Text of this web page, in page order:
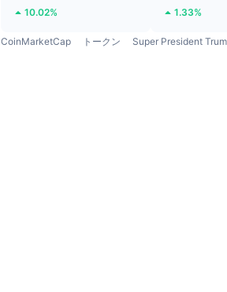
10.02% 1.33%
CoinMarketCap トークン Super President